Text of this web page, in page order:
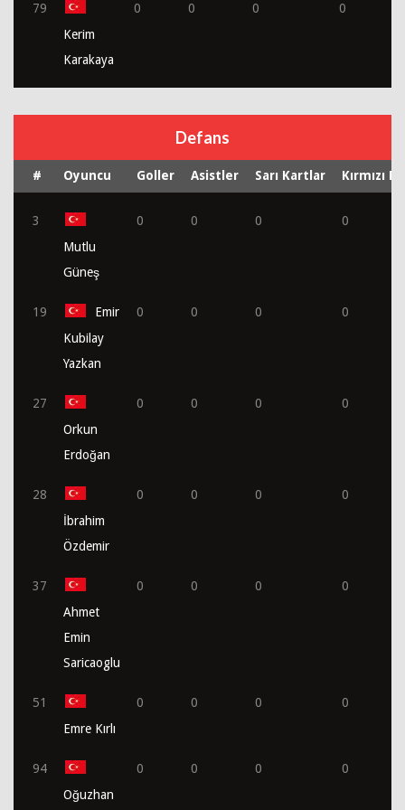
79
Kerim
Karakaya
0 0 0 0
Defans
# Oyuncu Goller Asistler Sarı Kartlar Kırmızı
3
Mutlu
Güneş
0 0 0 0
19
Emir
Kubilay
Yazkan
0 0 0 0
27
Orkun
Erdoğan
0 0 0 0
28
İbrahim
Özdemir
0 0 0 0
37
Ahmet
Emin
Saricaoglu
0 0 0 0
51
Emre Kırlı
0 0 0 0
94
Oğuzhan
0 0 0 0